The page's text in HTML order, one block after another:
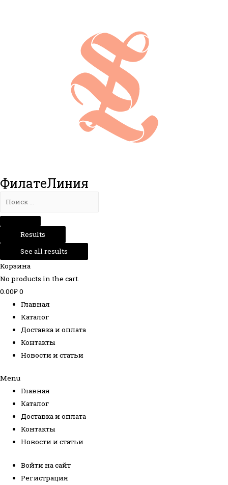
ФилатеЛиния
Results
See all results
Корзина
No products in the cart.
0.00₽0
Главная
Каталог
Доставка и оплата
Контакты
Новости и статьи
Menu
Главная
Каталог
Доставка и оплата
Контакты
Новости и статьи
Войти на сайт
Регистрация